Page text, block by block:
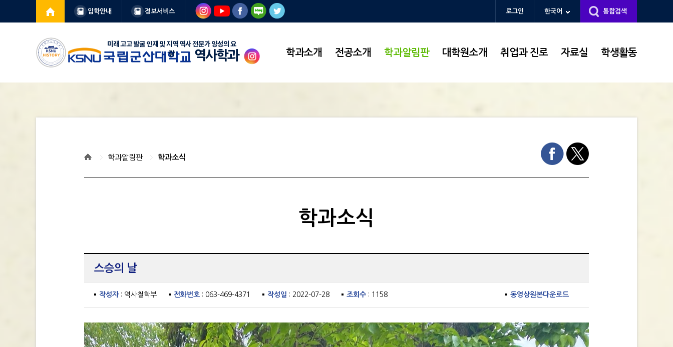
입학안내 정보서비스 로그인 한국어 통합검색
역사학과 학과소개 전공소개 학과알림판 대학원소개 취업과 진로 자료실 학생활동
학과알림판 학과소식
학과소식
스승의 날
작성자 : 역사철학부 전화번호 : 063-469-4371 작성일 : 2022-07-28 조회수 : 1158 동영상원본다운로드